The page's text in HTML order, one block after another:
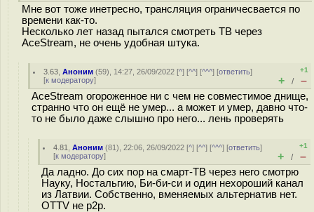
Мне вот тоже инетресно, трансляция ограничесвается по
времени как-то.
Несколько лет назад пытался смотреть ТВ через
AceStream, не очень удобная штука.
3.63 ,Аноним (59), 14:27, 26/09/2022 [^] [^^] [^^^] [ответить]
[к модератору]
+1
+ / –
AceStream огороженное ни с чем не совместимое днище,
странно что он ещё не умер... а может и умер, давно что-
то не было даже слышно про него... лень проверять
4.81 ,Аноним (81), 22:06, 26/09/2022 [^] [^^] [^^^] [ответить]
[к модератору]
+1
+ / –
Да ладно. До сих пор на смарт-ТВ через него смотрю
Науку, Ностальгию, Би-би-си и один нехороший канал
из Латвии. Собственно, вменяемых альтернатив нет.
OTTV не p2p.